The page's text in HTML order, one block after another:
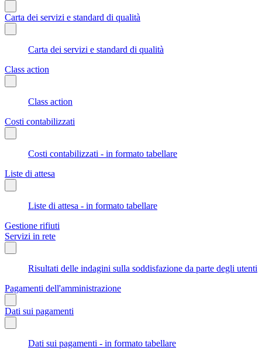
Carta dei servizi e standard di qualità
Carta dei servizi e standard di qualità
Class action
Class action
Costi contabilizzati
Costi contabilizzati - in formato tabellare
Liste di attesa
Liste di attesa - in formato tabellare
Gestione rifiuti
Servizi in rete
Risultati delle indagini sulla soddisfazione da parte degli utenti
Pagamenti dell'amministrazione
Dati sui pagamenti
Dati sui pagamenti - in formato tabellare